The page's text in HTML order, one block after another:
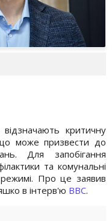
критичну
може призвести до
Для запобігання
та комунальні
Про це заявив
в інтерв'ю BBC.